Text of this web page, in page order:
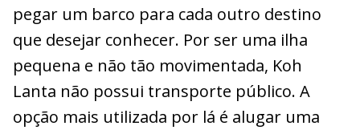
pegar um barco para cada outro destino
que desejar conhecer. Por ser uma ilha
pequena e não tão movimentada, Koh
Lanta não possui transporte público. A
opção mais utilizada por lá é alugar uma